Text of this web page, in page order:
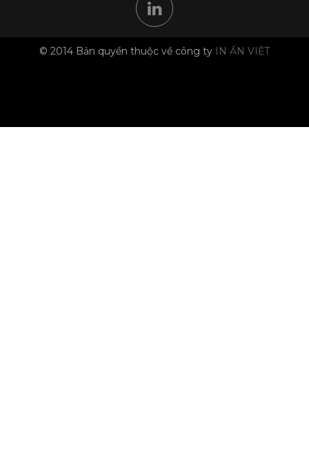
© 2014 Bản quyền thuộc về công ty IN ẤN VIỆT